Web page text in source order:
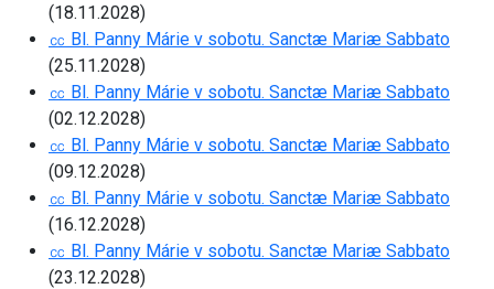
(18.11.2028)
㏄ Bl. Panny Márie v sobotu. Sanctæ Mariæ Sabbato
(25.11.2028)
㏄ Bl. Panny Márie v sobotu. Sanctæ Mariæ Sabbato
(02.12.2028)
㏄ Bl. Panny Márie v sobotu. Sanctæ Mariæ Sabbato
(09.12.2028)
㏄ Bl. Panny Márie v sobotu. Sanctæ Mariæ Sabbato
(16.12.2028)
㏄ Bl. Panny Márie v sobotu. Sanctæ Mariæ Sabbato
(23.12.2028)